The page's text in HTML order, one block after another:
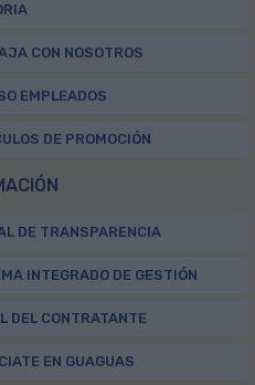
CON NOSOTROS
EMPLEADOS
DE PROMOCIÓN
DE TRANSPARENCIA
INTEGRADO DE GESTIÓN
DEL CONTRATANTE
EN GUAGUAS